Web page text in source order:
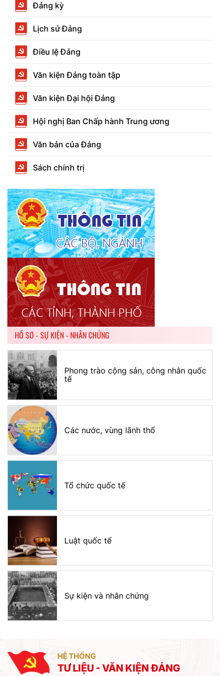
Đảng kỳ
Lịch sử Đảng
Điều lệ Đảng
Văn kiện Đảng toàn tập
Văn kiện Đại hội Đảng
Hội nghị Ban Chấp hành Trung ương
Văn bản của Đảng
Sách chính trị
HỒ SƠ - SỰ KIỆN - NHÂN CHỨNG
Phong trào cộng sản, công nhân quốc
tế
Các nước, vùng lãnh thổ
Tổ chức quốc tế
Luật quốc tế
Sự kiện và nhân chứng
HỆ THỐNG
TƯ LIỆU - VĂN KIỆN ĐẢNG